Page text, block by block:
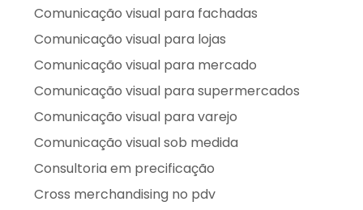
Comunicação visual para fachadas
Comunicação visual para lojas
Comunicação visual para mercado
Comunicação visual para supermercados
Comunicação visual para varejo
Comunicação visual sob medida
Consultoria em precificação
Cross merchandising no pdv